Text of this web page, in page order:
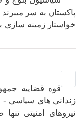
پاکستان به سر
خواستار زمینه سازی
زندانی های سیاسی -
نیروهای امنیتی